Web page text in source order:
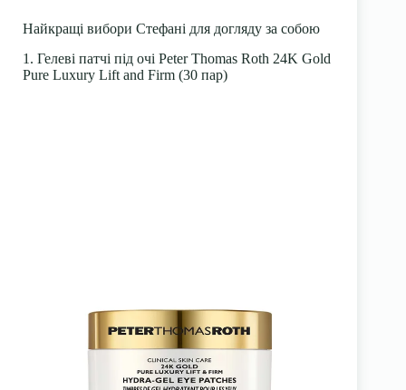
Найкращі вибори Стефані для догляду за собою
1. Гелеві патчі під очі Peter Thomas Roth 24K Gold
Pure Luxury Lift and Firm (30 пар)